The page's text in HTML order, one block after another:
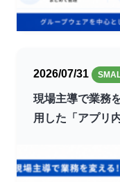
2026/07/31
現場主導で業務
用した「アプリ